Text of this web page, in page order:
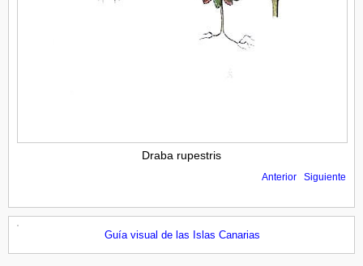
Draba rupestris
Anterior Siguiente
Guía visual de las Islas Canarias